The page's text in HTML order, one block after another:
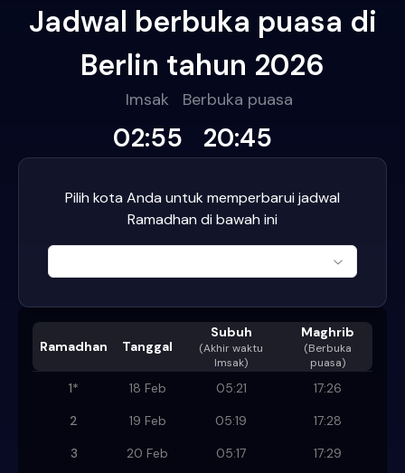
Jadwal berbuka puasa di
Berlin tahun 2026
Imsak
02:55
Berbuka puasa
20:45
Pilih kota Anda untuk memperbarui jadwal
Ramadhan di bawah ini
Ramadhan Tanggal
Subuh
(Akhir waktu
Imsak)
Maghrib
(Berbuka
puasa)
1* 18 Feb 05:21
17:26
2
19 Feb 05:19
17:28
3
20 Feb 05:17
17:29